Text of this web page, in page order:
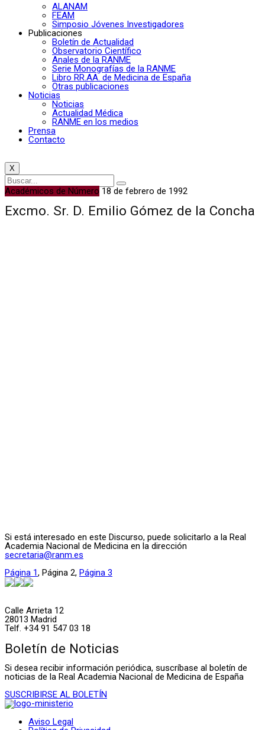
ALANAM
FEAM
Simposio Jóvenes Investigadores
Publicaciones
Boletín de Actualidad
Observatorio Científico
Anales de la RANME
Serie Monografías de la RANME
Libro RR.AA. de Medicina de España
Otras publicaciones
Noticias
Noticias
Actualidad Médica
RANME en los medios
Prensa
Contacto
X
Académicos de Número 18 de febrero de 1992
Excmo. Sr. D. Emilio Gómez de la Concha
Si está interesado en este Discurso, puede solicitarlo a la Real
Academia Nacional de Medicina en la dirección
secretaria@ranm.es
Página 1, Página 2, Página 3
Calle Arrieta 12
28013 Madrid
Telf. +34 91 547 03 18
Boletín de Noticias
Si desea recibir información periódica, suscríbase al boletín de
noticias de la Real Academia Nacional de Medicina de España
SUSCRIBIRSE AL BOLETÍN
Aviso Legal